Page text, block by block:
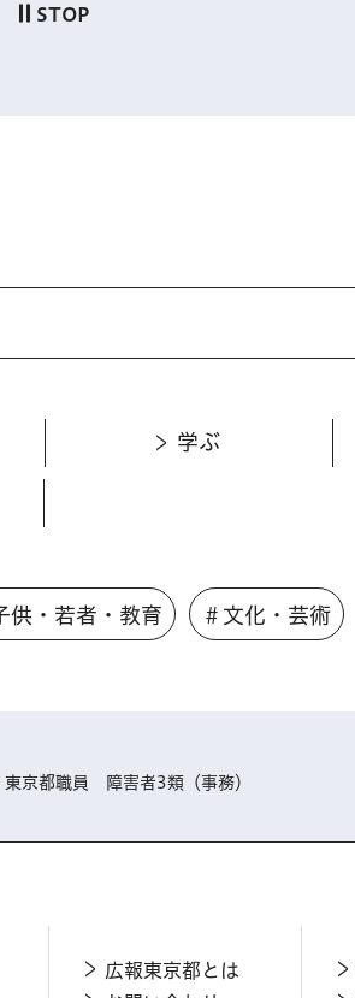
次のスライドを表示
STOP
学ぶ
供・若者・教育 ＃文化・芸術
東京都職員 障害者3類（事務）
広報東京都とは